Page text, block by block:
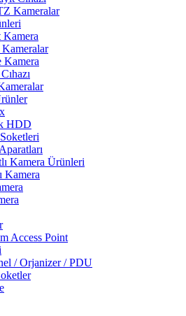
Kameralar
Kamera
HDD
Kamera Ürünleri
Kamera
Access Point
/ Orjanizer / PDU